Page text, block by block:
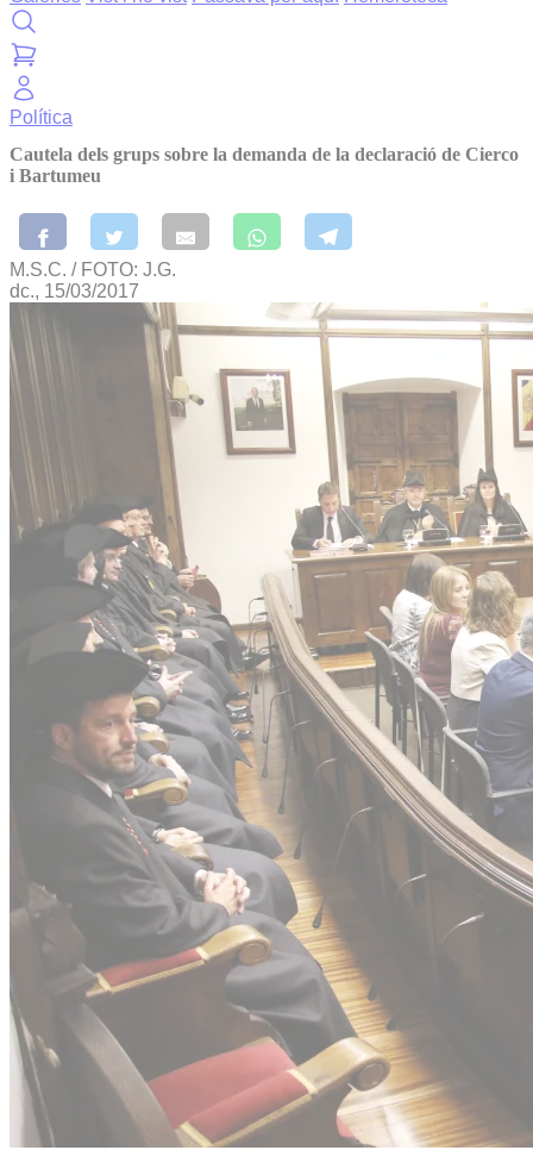
Política
Cautela dels grups sobre la demanda de la declaració de Cierco
i Bartumeu
M.S.C. / FOTO: J.G.
dc., 15/03/2017